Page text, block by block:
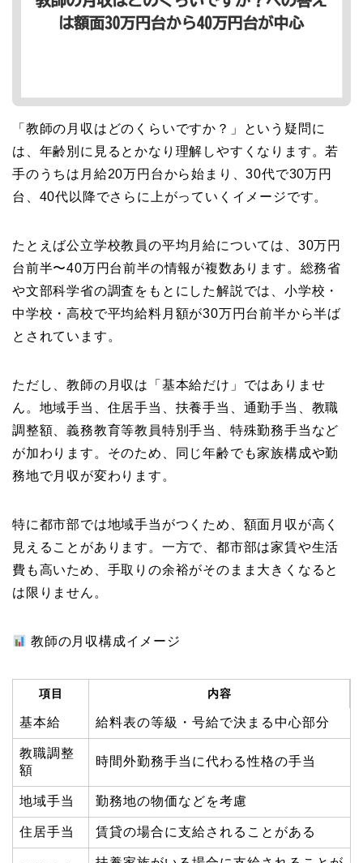
「教師の月収はどのくらいですか？」という疑問に
は、年齢別に見るとかなり理解しやすくなります。若
手のうちは月給20万円台から始まり、30代で30万円
台、40代以降でさらに上がっていくイメージです。
たとえば公立学校教員の平均月給については、30万円
台前半〜40万円台前半の情報が複数あります。総務省
や文部科学省の調査をもとにした解説では、小学校・
中学校・高校で平均給料月額が30万円台前半から半ば
とされています。
ただし、教師の月収は「基本給だけ」ではありませ
ん。地域手当、住居手当、扶養手当、通勤手当、教職
調整額、義務教育等教員特別手当、特殊勤務手当など
が加わります。そのため、同じ年齢でも家族構成や勤
務地で月収が変わります。
特に都市部では地域手当がつくため、額面月収が高く
見えることがあります。一方で、都市部は家賃や生活
費も高いため、手取りの余裕がそのまま大きくなると
は限りません。
教師の月収構成イメージ
項目 内容
基本給 給料表の等級・号給で決まる中心部分
教職調整
額
時間外勤務手当に代わる性格の手当
地域手当 勤務地の物価などを考慮
住居手当 賃貸の場合に支給されることがある